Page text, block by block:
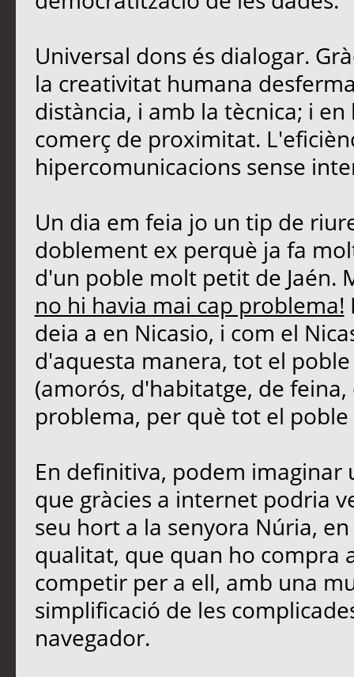
Universal dons és dialogar.
la creativitat humana
distància, i amb la tècnica; i
comerç de proximitat.
hipercomunicacions sense
Un dia em feia jo un tip de
doblement ex perquè ja fa
d'un poble molt petit de Jaén.
no hi havia mai cap problema!
deia a en Nicasio, i com el
d'aquesta manera, tot el
(amorós, d'habitatge, de
problema, per què tot el
En definitiva, podem imaginar
que gràcies a internet podria
seu hort a la senyora Núria,
qualitat, que quan ho compra
competir per a ell, amb una
simplificació de les
navegador.